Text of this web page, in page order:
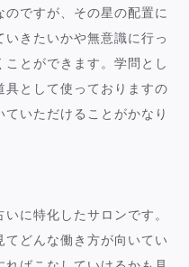
ですが、その星の配置に
きたいかや無意識に行っ
とができます。学問とし
具として使っておりますの
いただけることがかなり
に特化したサロンです。
どんな働き方が向いてい